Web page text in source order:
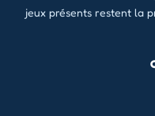
jeux présents restent la